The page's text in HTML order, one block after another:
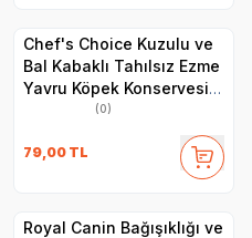
Chef's Choice Kuzulu ve
Bal Kabaklı Tahılsız Ezme
Yavru Köpek Konservesi
(0)
79,00 TL
Royal Canin Bağışıklığı ve